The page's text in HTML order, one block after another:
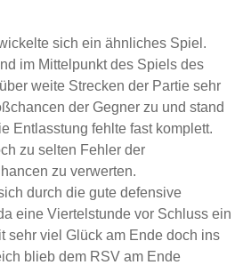
sich ein ähnliches Spiel.
im Mittelpunkt des Spiels des
weite Strecken der Partie sehr
der Gegner zu und stand
Entlasstung fehlte fast komplett.
zu selten Fehler der
zu verwerten.
durch die gute defensive
eine Viertelstunde vor Schluss ein
sehr viel Glück am Ende doch ins
blieb dem RSV am Ende